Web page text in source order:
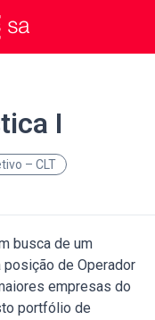
I
– CLT
busca de um
de Operador
empresas do
portfólio de